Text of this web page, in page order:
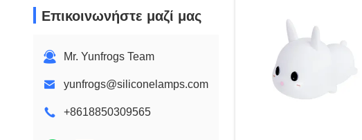
Επικοινωνήστε μαζί μας
Mr. Yunfrogs Team
yunfrogs@siliconelamps.com
+8618850309565